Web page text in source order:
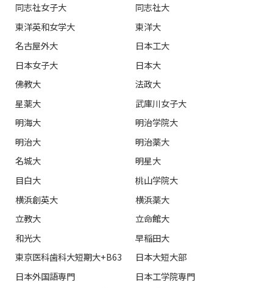
同志社女子大
同志社大
東洋英和女学大
東洋大
名古屋外大
日本工大
日本女子大
日本大
佛教大
法政大
星薬大
武庫川女子大
明海大
明治学院大
明治大
明治薬大
名城大
明星大
目白大
桃山学院大
横浜創英大
横浜薬大
立教大
立命館大
和光大
早稲田大
東京医科歯科大短期大+B63
日本大短大部
日本外国語専門
日本工学院専門